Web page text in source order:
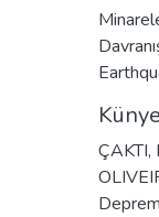
Künye
ÇAKTI,